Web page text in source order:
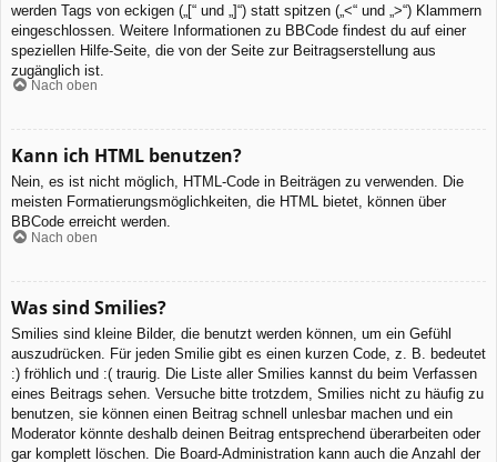
werden Tags von eckigen („[“ und „]“) statt spitzen („<“ und „>“) Klammern
eingeschlossen. Weitere Informationen zu BBCode findest du auf einer
speziellen Hilfe-Seite, die von der Seite zur Beitragserstellung aus
zugänglich ist.
Nach oben
Kann ich HTML benutzen?
Nein, es ist nicht möglich, HTML-Code in Beiträgen zu verwenden. Die
meisten Formatierungsmöglichkeiten, die HTML bietet, können über
BBCode erreicht werden.
Nach oben
Was sind Smilies?
Smilies sind kleine Bilder, die benutzt werden können, um ein Gefühl
auszudrücken. Für jeden Smilie gibt es einen kurzen Code, z. B. bedeutet
:) fröhlich und :( traurig. Die Liste aller Smilies kannst du beim Verfassen
eines Beitrags sehen. Versuche bitte trotzdem, Smilies nicht zu häufig zu
benutzen, sie können einen Beitrag schnell unlesbar machen und ein
Moderator könnte deshalb deinen Beitrag entsprechend überarbeiten oder
gar komplett löschen. Die Board-Administration kann auch die Anzahl der